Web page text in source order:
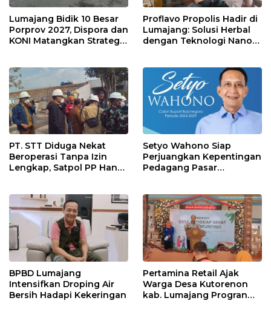
Lumajang Bidik 10 Besar
Porprov 2027, Dispora dan
KONI Matangkan Strategi
Proflavo Propolis Hadir di
Lumajang: Solusi Herbal
dengan Teknologi Nano
PT. STT Diduga Nekat
Beroperasi Tanpa Izin
Lengkap, Satpol PP Hanya
Setyo Wahono Siap
Perjuangkan Kepentingan
Pedagang Pasar
BPBD Lumajang
Intensifkan Droping Air
Bersih Hadapi Kekeringan
Pertamina Retail Ajak
Warga Desa Kutorenon
kab. Lumajang Progran